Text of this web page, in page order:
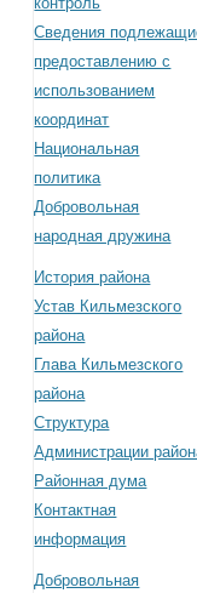
Сведения
предоставлению с
использованием
координат
Национальная
политика
Добровольная
народная дружина
История района
Устав Кильмезского
района
Глава Кильмезского
района
Структура
Администрации
Районная дума
Контактная
информация
Добровольная